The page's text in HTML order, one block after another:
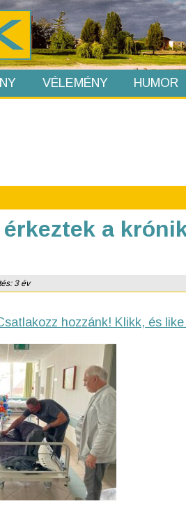
VÉLEMÉNY HUMOR
a
3 év
hozzánk! Klikk, és